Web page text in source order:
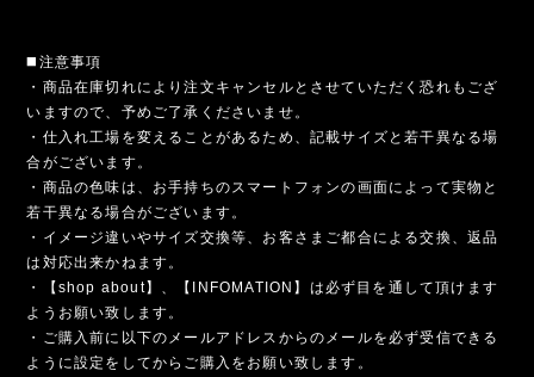
◼️注意事項
・商品在庫切れにより注文キャンセルとさせていただく恐れもござ
いますので、予めご了承くださいませ。
・仕入れ工場を変えることがあるため、記載サイズと若干異なる場
合がございます。
・商品の色味は、お手持ちのスマートフォンの画面によって実物と
若干異なる場合がございます。
・イメージ違いやサイズ交換等、お客さまご都合による交換、返品
は対応出来かねます。
・【shop about】、【INFOMATION】は必ず目を通して頂けます
ようお願い致します。
・ご購入前に以下のメールアドレスからのメールを必ず受信できる
ように設定をしてからご購入をお願い致します。